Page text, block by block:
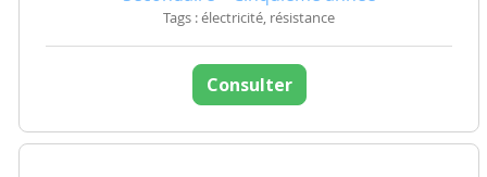
Tags : électricité, résistance
Consulter